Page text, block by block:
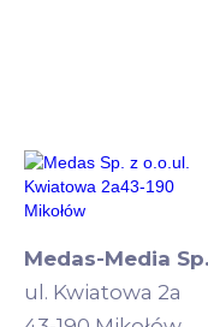
Medas-Media
ul. Kwiatowa 2a